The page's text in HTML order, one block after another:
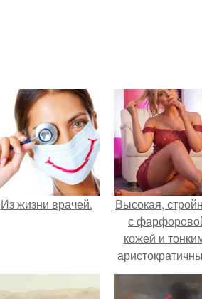
Из жизни врачей.
Высокая,
с
кожей и
чертами, эль
выглядит так,